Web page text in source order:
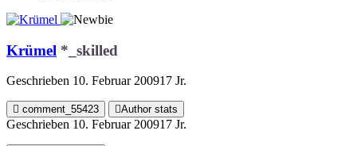
Krümel *_skilled
Geschrieben 10. Februar 200917 Jr.
comment_55423 Author stats
Geschrieben 10. Februar 200917 Jr.